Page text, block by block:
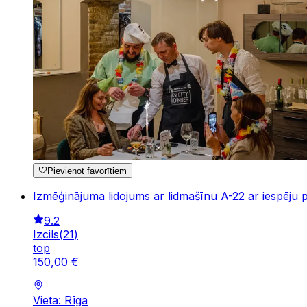
Pievienot favorītiem
Izmēģinājuma lidojums ar lidmašīnu A-22 ar iespēju
9.2
Izcils(21)
top
150,00 €
Vieta: Rīga